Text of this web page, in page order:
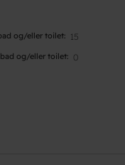
og/eller toilet 15
og/eller toilet 0